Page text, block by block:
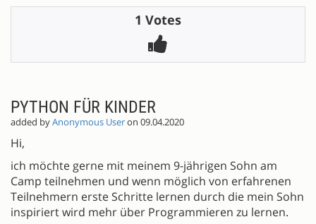
1 Votes
PYTHON FÜR KINDER
added byAnonymous Useron 09.04.2020
Hi,
ich möchte gerne mit meinem 9-jährigen Sohn am
Camp teilnehmen und wenn möglich von erfahrenen
Teilnehmern erste Schritte lernen durch die mein Sohn
inspiriert wird mehr über Programmieren zu lernen.